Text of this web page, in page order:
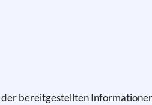
bereitgestellten